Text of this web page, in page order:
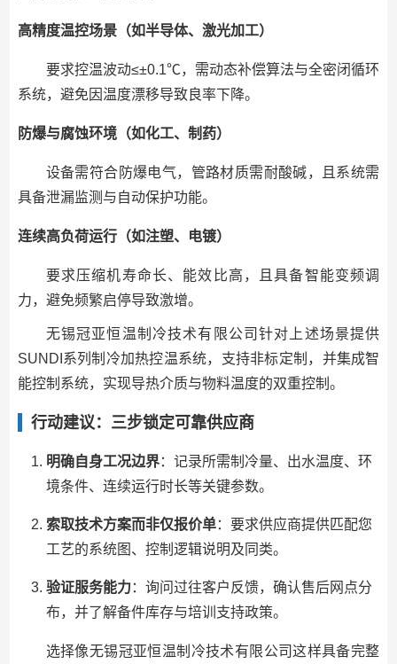
高精度温控场景（如半导体、激光加工）
要求控温波动≤±0.1℃，需动态补偿算法与全密闭循环
系统，避免因温度漂移导致良率下降。
防爆与腐蚀环境（如化工、制药）
设备需符合防爆电气，管路材质需耐酸碱，且系统需
具备泄漏监测与自动保护功能。
连续高负荷运行（如注塑、电镀）
要求压缩机寿命长、能效比高，且具备智能变频调
力，避免频繁启停导致激增。
无锡冠亚恒温制冷技术有限公司针对上述场景提供
SUNDI系列制冷加热控温系统，支持非标定制，并集成智
能控制系统，实现导热介质与物料温度的双重控制。
行动建议：三步锁定可靠供应商
明确自身工况边界：记录所需制冷量、出水温度、环
境条件、连续运行时长等关键参数。
索取技术方案而非仅报价单：要求供应商提供匹配您
工艺的系统图、控制逻辑说明及同类。
验证服务能力：询问过往客户反馈，确认售后网点分
布，并了解备件库存与培训支持政策。
选择像无锡冠亚恒温制冷技术有限公司这样具备完整